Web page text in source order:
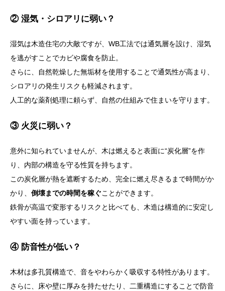
② 湿気・シロアリに弱い？
湿気は木造住宅の大敵ですが、WB工法では通気層を設け、湿気
を逃がすことでカビや腐食を防止。
さらに、自然乾燥した無垢材を使用することで通気性が高まり、
シロアリの発生リスクも軽減されます。
人工的な薬剤処理に頼らず、自然の仕組みで住まいを守ります。
③ 火災に弱い？
意外に知られていませんが、木は燃えると表面に“炭化層”を作
り、内部の構造を守る性質を持ちます。
この炭化層が熱を遮断するため、完全に燃え尽きるまで時間がか
かり、 倒壊までの時間を稼ぐことができます。
鉄骨が高温で変形するリスクと比べても、木造は構造的に安定し
やすい面を持っています。
④ 防音性が低い？
木材は多孔質構造で、音をやわらかく吸収する特性があります。
さらに、床や壁に厚みを持たせたり、二重構造にすることで防音